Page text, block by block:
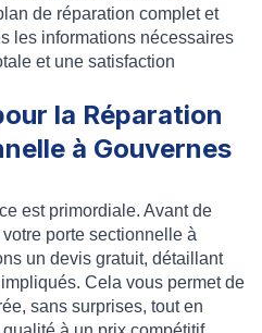
de réparation complet et
les informations nécessaires
et une satisfaction
la Réparation
à Gouvernes
est primordiale. Avant de
porte sectionnelle à
un devis gratuit, détaillant
Cela vous permet de
sans surprises, tout en